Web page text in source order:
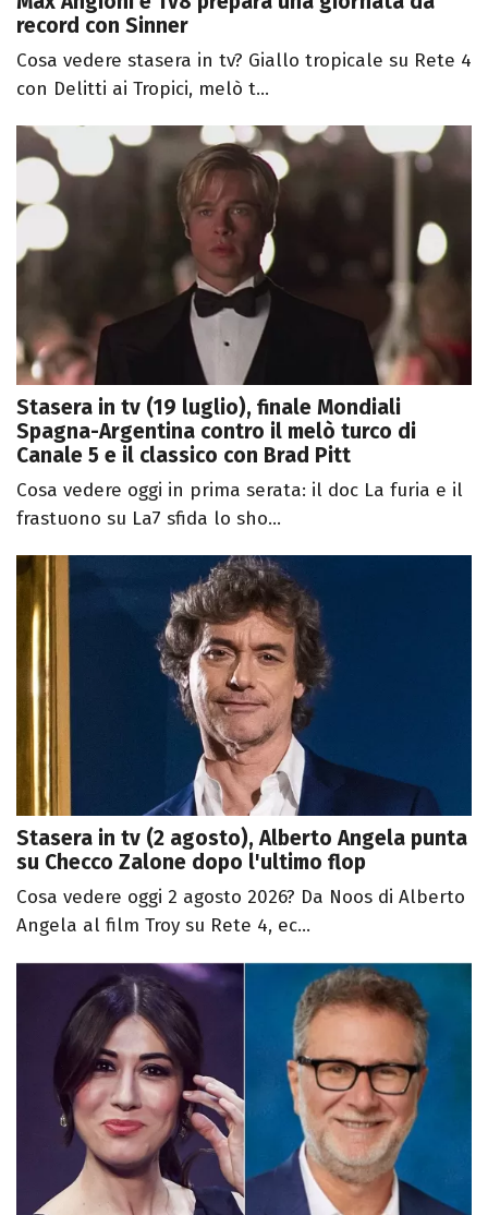
record con Sinner
Cosa vedere stasera in tv? Giallo tropicale su Rete 4
con Delitti ai Tropici, melò t...
Stasera in tv (19 luglio), finale Mondiali
Spagna-Argentina contro il melò turco di
Canale 5 e il classico con Brad Pitt
Cosa vedere oggi in prima serata: il doc La furia e il
frastuono su La7 sfida lo sho...
Stasera in tv (2 agosto), Alberto Angela punta
su Checco Zalone dopo l'ultimo flop
Cosa vedere oggi 2 agosto 2026? Da Noos di Alberto
Angela al film Troy su Rete 4, ec...